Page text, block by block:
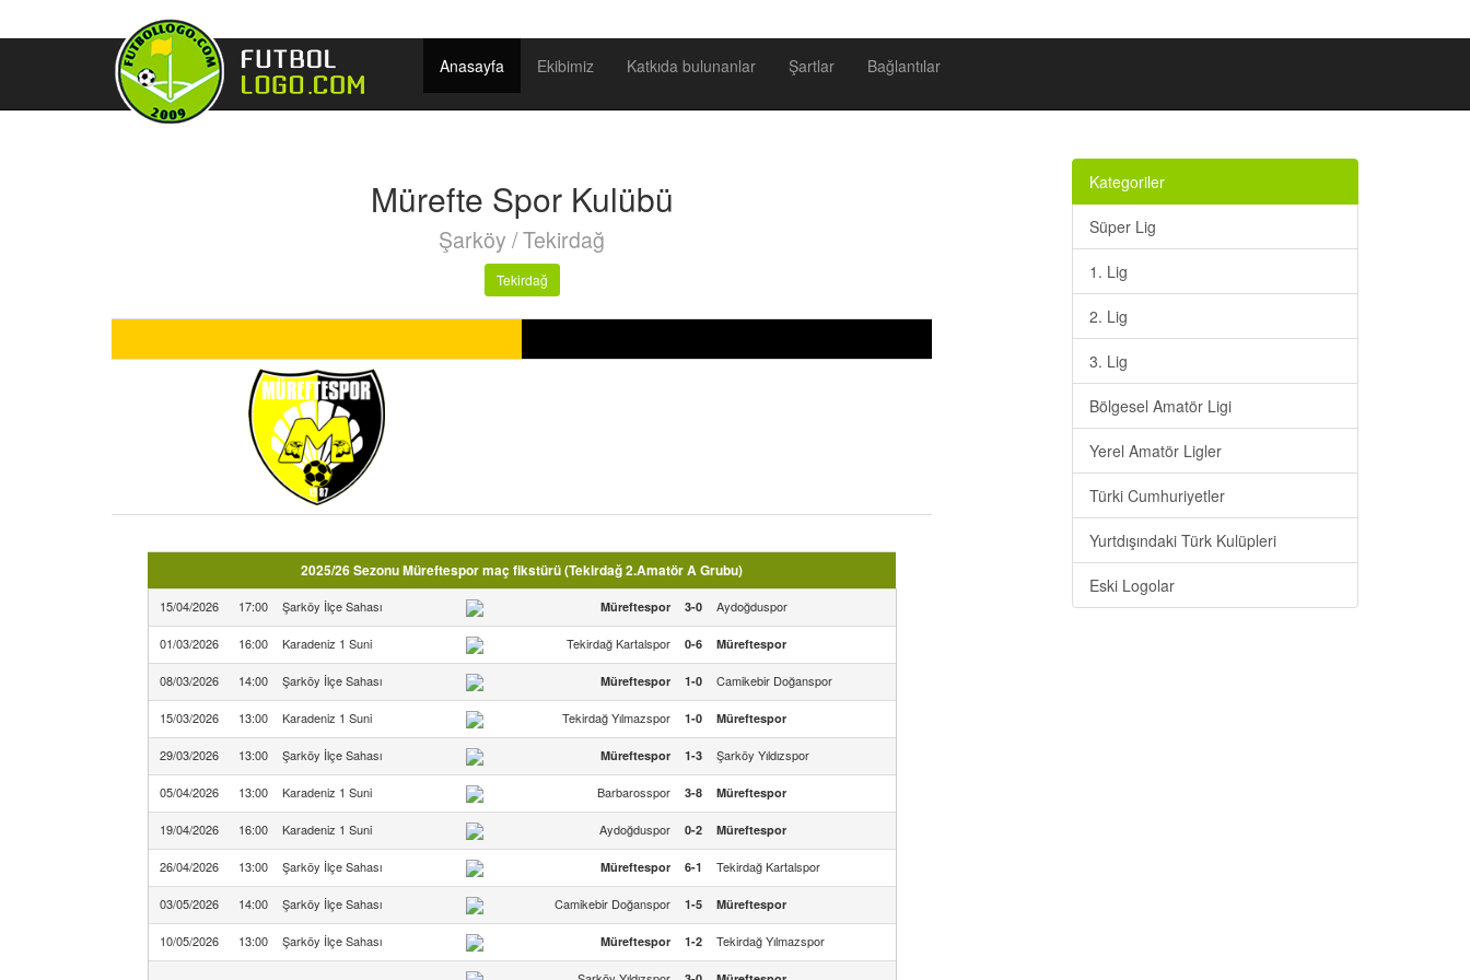
Anasayfa Ekibimiz Katkıda bulunanlar Şartlar Bağlantılar
Mürefte Spor Kulübü
Şarköy / Tekirdağ
Tekirdağ
2025/26 Sezonu Müreftespor maç fikstürü (Tekirdağ 2.Amatör A Grubu)
15/04/2026 17:00 Şarköy İlçe Sahası Müreftespor 3-0 Aydoğduspor
01/03/2026 16:00 Karadeniz 1 Suni Tekirdağ Kartalspor 0-6 Müreftespor
08/03/2026 14:00 Şarköy İlçe Sahası Müreftespor 1-0 Camikebir Doğanspor
15/03/2026 13:00 Karadeniz 1 Suni Tekirdağ Yılmazspor 1-0 Müreftespor
29/03/2026 13:00 Şarköy İlçe Sahası Müreftespor 1-3 Şarköy Yıldızspor
05/04/2026 13:00 Karadeniz 1 Suni Barbarosspor 3-8 Müreftespor
19/04/2026 16:00 Karadeniz 1 Suni Aydoğduspor 0-2 Müreftespor
26/04/2026 13:00 Şarköy İlçe Sahası Müreftespor 6-1 Tekirdağ Kartalspor
03/05/2026 14:00 Şarköy İlçe Sahası Camikebir Doğanspor 1-5 Müreftespor
10/05/2026 13:00 Şarköy İlçe Sahası Müreftespor 1-2 Tekirdağ Yılmazspor
Kategoriler
Süper Lig
1. Lig
2. Lig
3. Lig
Bölgesel Amatör Ligi
Yerel Amatör Ligler
Türki Cumhuriyetler
Yurtdışındaki Türk Kulüpleri
Eski Logolar